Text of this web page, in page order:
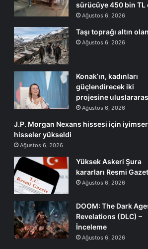
sürücüye 450 bin TL
Ağustos 6, 2026
Taşı toprağı altın
Ağustos 6, 2026
Konak’ın, kadınları
güçlendirecek iki
projesine
Ağustos 6, 2026
J.P. Morgan Nexans hissesi için
hisseler yükseldi
Ağustos 6, 2026
Yüksek Askeri Şura
kararları Resmi
Ağustos 6, 2026
DOOM: The Dark
Revelations (DLC) –
İnceleme
Ağustos 6, 2026